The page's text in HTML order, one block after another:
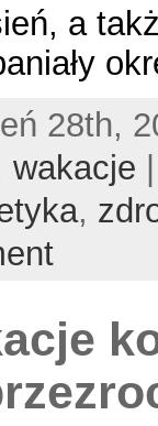
a
28th,
wakacje
,